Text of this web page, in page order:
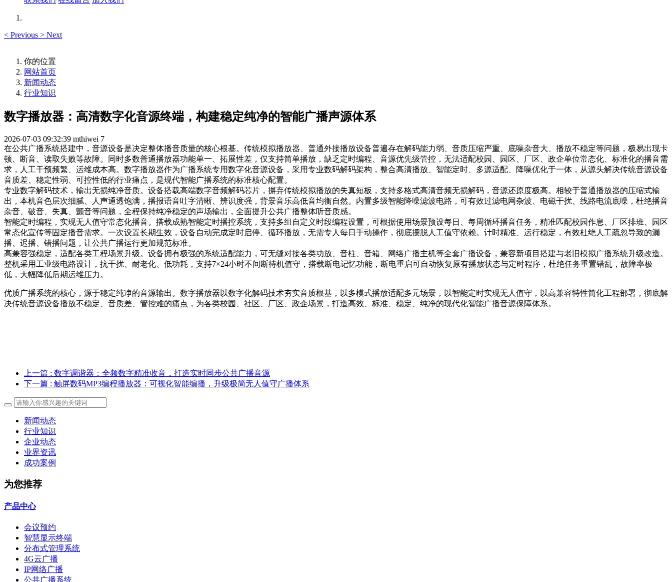
< Previous > Next
你的位置
网站首页
新闻动态
行业知识
数字播放器：高清数字化音源终端，构建稳定纯净的智能广播声源体系
2026-07-03 09:32:39 mthiwei 7
在公共广播系统搭建中，音源设备是决定整体播音质量的核心根基。传统模拟播放器、普通外接播放设备普遍存在解码能力弱、音质压缩严重、底噪杂音大、播放不稳定等问题，极易出现卡
顿、断音、读取失败等故障。同时多数普通播放器功能单一、拓展性差，仅支持简单播放，缺乏定时编程、音源优先级管控，无法适配校园、园区、厂区、政企单位常态化、标准化的播音需
求，人工干预频繁、运维成本高。数字播放器作为广播系统专用数字化音源设备，采用专业数码解码架构，整合高清播放、智能定时、多源适配、降噪优化于一体，从源头解决传统音源设备
音质差、稳定性弱、可控性低的行业痛点，是现代智能广播系统的标准核心配置。
专业数字解码技术，输出无损纯净音质。设备搭载高端数字音频解码芯片，摒弃传统模拟播放的失真短板，支持多格式高清音频无损解码，音源还原度极高。相较于普通播放器的压缩式输
出，本机音色层次细腻、人声通透饱满，播报语音吐字清晰、辨识度强，背景音乐高低音均衡自然。内置多级智能降噪滤波电路，可有效过滤电网杂波、电磁干扰、线路电流底噪，杜绝播音
杂音、破音、失真、颤音等问题，全程保持纯净稳定的声场输出，全面提升公共广播整体听音质感。
智能定时编程，实现无人值守常态化播音。搭载成熟智能定时播控系统，支持多组自定义时段编程设置，可根据使用场景预设每日、每周循环播音任务，精准匹配校园作息、厂区排班、园区
常态化宣传等固定播音需求。一次设置长期生效，设备自动完成定时启停、循环播放，无需专人每日手动操作，彻底摆脱人工值守依赖。计时精准、运行稳定，有效杜绝人工疏忽导致的漏
播、迟播、错播问题，让公共广播运行更加规范标准。
高兼容强稳定，适配各类工程场景升级。设备拥有极强的系统适配能力，可无缝对接各类功放、音柱、音箱、网络广播主机等全套广播设备，兼容新项目搭建与老旧模拟广播系统升级改造。
整机采用工业级电路设计，抗干扰、耐老化、低功耗，支持7×24小时不间断待机值守，搭载断电记忆功能，断电重启可自动恢复原有播放状态与定时程序，杜绝任务重置错乱，故障率极
低，大幅降低后期运维压力。
优质广播系统的核心，源于稳定纯净的音源输出。数字播放器以数字化解码技术夯实音质根基，以多模式播放适配多元场景，以智能定时实现无人值守，以高兼容特性简化工程部署，彻底解
决传统音源设备播放不稳定、音质差、管控难的痛点，为各类校园、社区、厂区、政企场景，打造高效、标准、稳定、纯净的现代化智能广播音源保障体系。
上一篇 : 数字调谐器：全频数字精准收音，打造实时同步公共广播音源
下一篇 : 触屏数码MP3编程播放器：可视化智能编播，升级极简无人值守广播体系
新闻动态
行业知识
企业动态
业界资讯
成功案例
为您推荐
产品中心
会议预约
智慧显示终端
分布式管理系统
4G云广播
IP网络广播
公共广播系统